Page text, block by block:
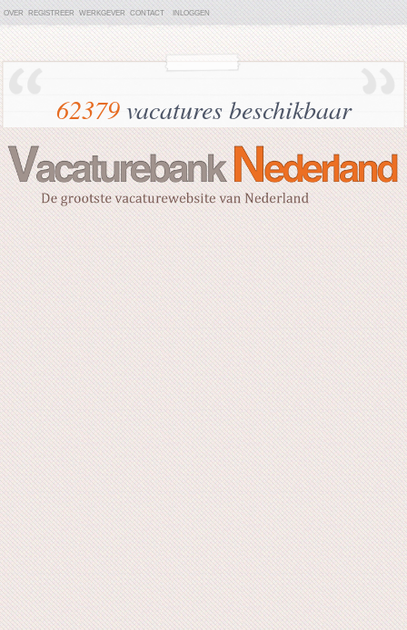
OVER REGISTREER WERKGEVER CONTACT INLOGGEN
62379vacatures beschikbaar